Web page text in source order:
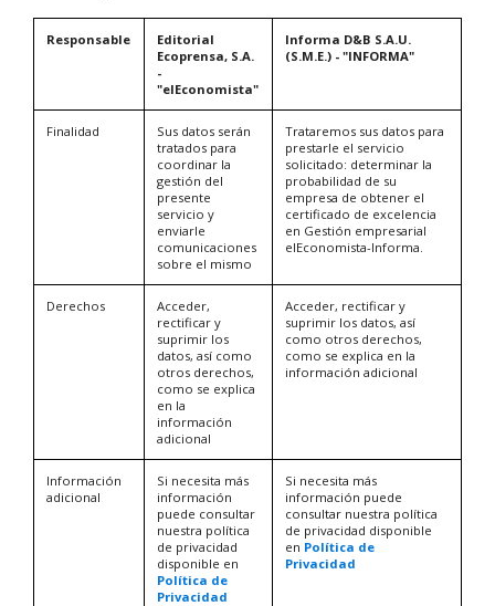
Responsable
Editorial
Ecoprensa, S.A.
-
"elEconomista"
Informa D&B S.A.U.
(S.M.E.) - "INFORMA"
Finalidad
Sus datos serán
tratados para
coordinar la
gestión del
presente
servicio y
enviarle
comunicaciones
sobre el mismo
Trataremos sus datos para
prestarle el servicio
solicitado: determinar la
probabilidad de su
empresa de obtener el
certificado de excelencia
en Gestión empresarial
elEconomista-Informa.
Derechos
Acceder,
rectificar y
suprimir los
datos, así como
otros derechos,
como se explica
en la
información
adicional
Acceder, rectificar y
suprimir los datos, así
como otros derechos,
como se explica en la
información adicional
Información
adicional
Si necesita más
información
puede consultar
nuestra política
de privacidad
disponible en
Política de
Privacidad
Si necesita más
información puede
consultar nuestra política
de privacidad disponible
en Política de
Privacidad